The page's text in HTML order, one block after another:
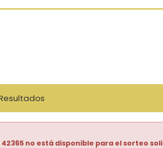
42365 no está disponible para el sorteo